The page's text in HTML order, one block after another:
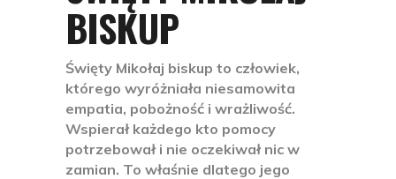
BISKUP
Święty Mikołaj biskup to człowiek,
którego wyróżniała niesamowita
empatia, pobożność i wrażliwość.
Wspierał każdego kto pomocy
potrzebował i nie oczekiwał nic w
zamian. To właśnie dlatego jego